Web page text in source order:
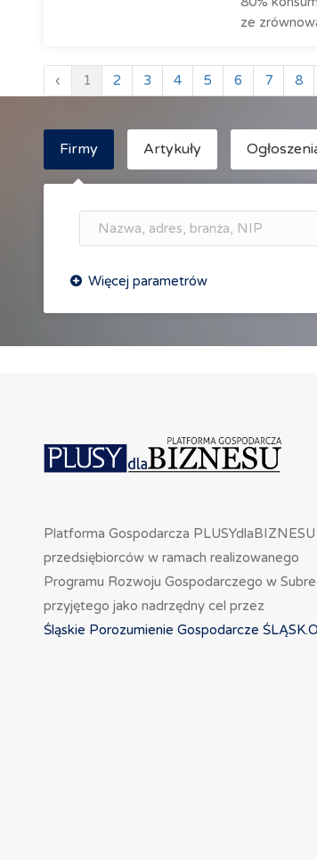
ze
‹ 1 2 3 4 5 6 7 8
Firmy Artykuły
Platforma Gospodarcza
przedsiębiorców w ramach realizowanego
Programu Rozwoju Gospodarczego w
przyjętego jako nadrzędny cel przez
Śląskie Porozumienie Gospodarcze